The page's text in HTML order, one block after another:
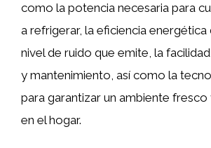
como la potencia necesaria para
a refrigerar, la eficiencia energética
nivel de ruido que emite, la
y mantenimiento, así como la
para garantizar un ambiente
en el hogar.